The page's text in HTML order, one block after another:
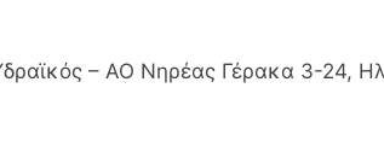
– ΑΟ Νηρέας Γέρακα 3-24,